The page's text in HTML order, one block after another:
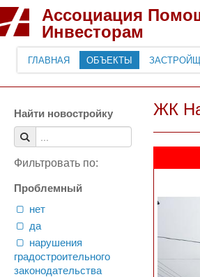
Ассоциация
Инвесторам
ГЛАВНАЯ ОБЪЕКТЫ
Найти новостройку
Фильтровать по:
Проблемный
нет
да
нарушения
градостроительного
законодательства
ЖК